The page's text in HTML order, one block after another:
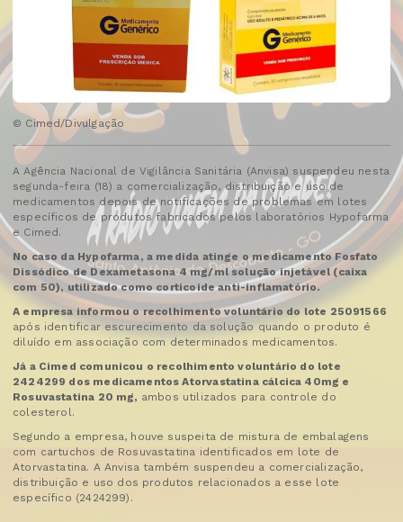
© Cimed/Divulgação
A Agência Nacional de Vigilância Sanitária (Anvisa) suspendeu nesta
segunda-feira (18) a comercialização, distribuição e uso de
medicamentos depois de notificações de problemas em lotes
específicos de produtos fabricados pelos laboratórios Hypofarma
e Cimed.
No caso da Hypofarma, a medida atinge o medicamento Fosfato
Dissódico de Dexametasona 4 mg/ml solução injetável (caixa
com 50), utilizado como corticoide anti-inflamatório.
A empresa informou o recolhimento voluntário do lote 25091566
após identificar escurecimento da solução quando o produto é
diluído em associação com determinados medicamentos.
Já a Cimed comunicou o recolhimento voluntário do lote
2424299 dos medicamentos Atorvastatina cálcica 40mg e
Rosuvastatina 20 mg, ambos utilizados para controle do
colesterol.
Segundo a empresa, houve suspeita de mistura de embalagens
com cartuchos de Rosuvastatina identificados em lote de
Atorvastatina. A Anvisa também suspendeu a comercialização,
distribuição e uso dos produtos relacionados a esse lote
específico (2424299).